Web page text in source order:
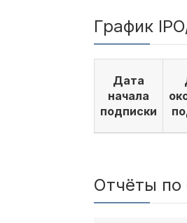
График
Дата
начала
подписки
Отчёты по